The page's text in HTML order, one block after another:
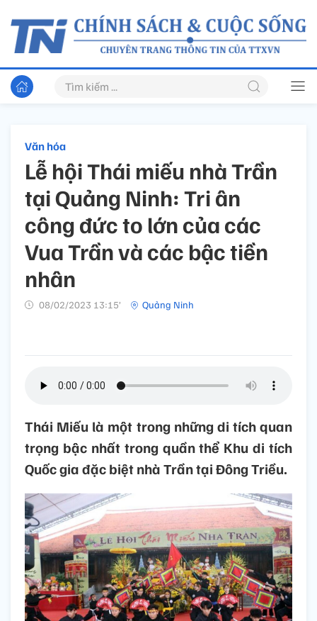
Văn hóa
Lễ hội Thái miếu nhà Trần
tại Quảng Ninh: Tri ân
công đức to lớn của các
Vua Trần và các bậc tiền
nhân
08/02/2023 13:15’ Quảng Ninh
Thái Miếu là một trong những di tích quan
trọng bậc nhất trong quần thể Khu di tích
Quốc gia đặc biệt nhà Trần tại Đông Triều.